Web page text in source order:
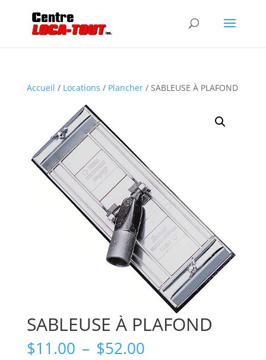
Accueil / Locations / Plancher/ SABLEUSE À PLAFOND
SABLEUSE À PLAFOND
$11.00 – $52.00Plage